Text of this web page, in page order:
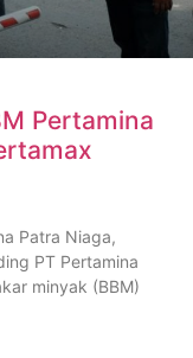
Pertamina
Patra Niaga,
PT Pertamina
minyak (BBM)